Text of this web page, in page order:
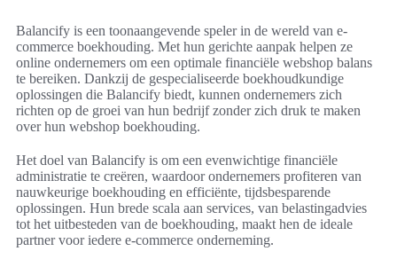
Balancify is een toonaangevende speler in de wereld van e-
commerce boekhouding. Met hun gerichte aanpak helpen ze
online ondernemers om een optimale financiële webshop balans
te bereiken. Dankzij de gespecialiseerde boekhoudkundige
oplossingen die Balancify biedt, kunnen ondernemers zich
richten op de groei van hun bedrijf zonder zich druk te maken
over hun webshop boekhouding.
Het doel van Balancify is om een evenwichtige financiële
administratie te creëren, waardoor ondernemers profiteren van
nauwkeurige boekhouding en efficiënte, tijdsbesparende
oplossingen. Hun brede scala aan services, van belastingadvies
tot het uitbesteden van de boekhouding, maakt hen de ideale
partner voor iedere e-commerce onderneming.